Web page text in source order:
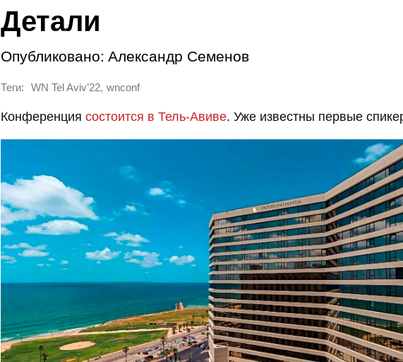
Детали
Опубликовано: Александр Семенов
Теги: WN Tel Aviv’22, wnconf
Конференция состоится в Тель-Авиве. Уже известны первые